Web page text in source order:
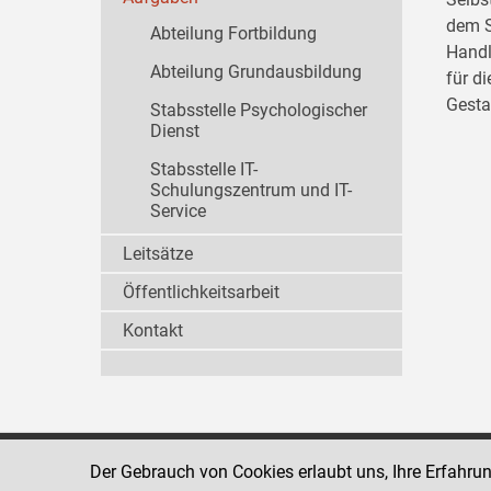
dem
für
Abteilung Fortbildung
Abteilung Grundausbildung
Stabsstelle Psychologischer
Dienst
Stabsstelle IT-
Schulungszentrum und IT-
Service
Leitsätze
Öffentlichkeitsarbeit
Kontakt
Strafvollzugsakademie
1080 Wien
Der Gebrauch von Cookies erlaubt uns, Ihre